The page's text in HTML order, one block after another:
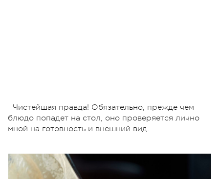
Чистейшая правда! Обязательно, прежде чем
блюдо попадет на стол, оно проверяется лично
мной на готовность и внешний вид.